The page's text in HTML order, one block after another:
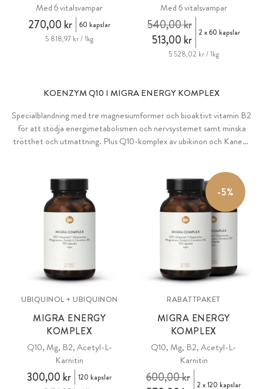
Med 6 vitalsvampar
270,00 kr
60 kapslar
5 818,97 kr / 1kg
Med 6 vitalsvampar
513,00 kr
540,00 kr 2 x 60 kapslar
5 528,02 kr / 1kg
KOENZYM Q10 I MIGRA ENERGY KOMPLEX
Specialblandning med tre magnesiumformer och bioaktivt vitamin B2
för att stödja energimetabolismen och nervsystemet samt minska
trötthet och utmattning. Plus Q10-komplex av ubikinon och Kaneka
UBIQUINOL + UBIQUINON
MIGRA ENERGY
KOMPLEX
Q10, Mg, B2, Acetyl-L-
Karnitin
300,00 kr
120 kapslar
-5%
RABATTPAKET
MIGRA ENERGY
KOMPLEX
Q10, Mg, B2, Acetyl-L-
Karnitin
600,00 kr 2 x 120 kapslar